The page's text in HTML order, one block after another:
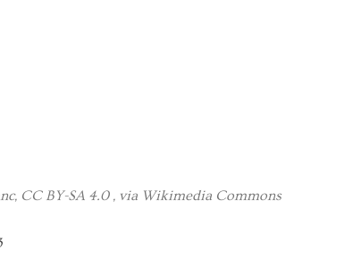
CC BY-SA 4.0 , via Wikimedia Commons